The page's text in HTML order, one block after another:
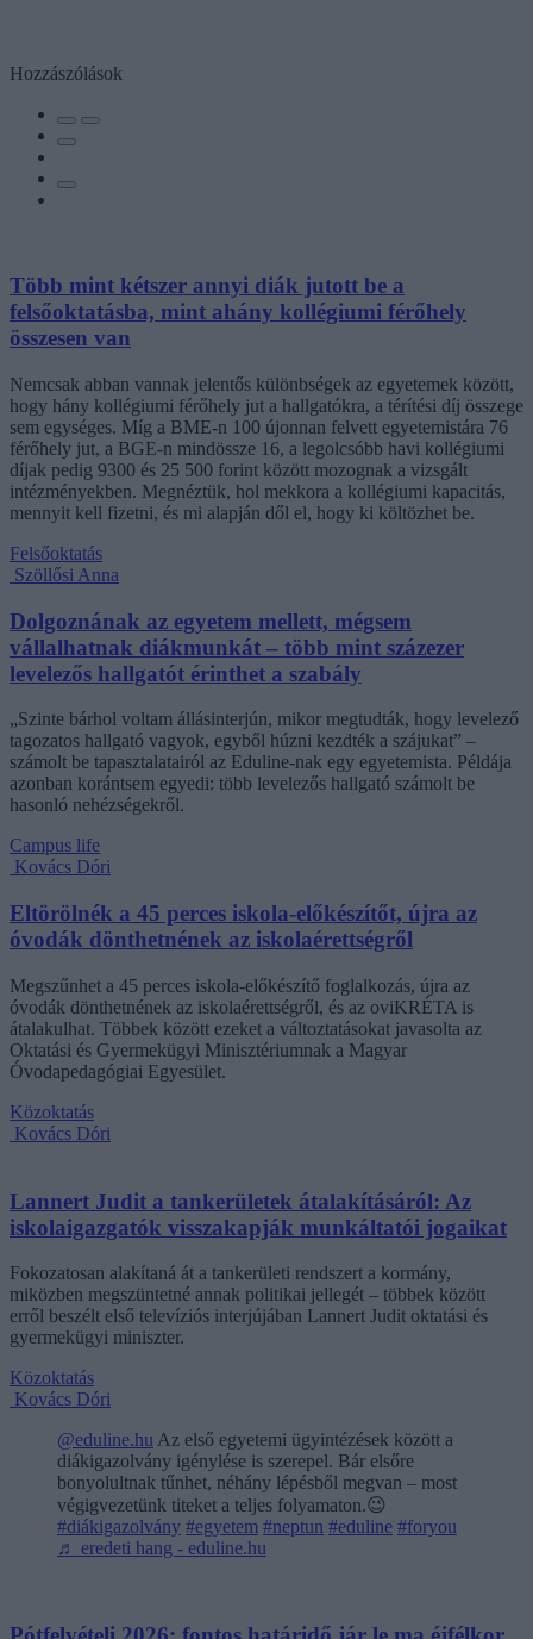
Hozzászólások
Több mint kétszer annyi diák jutott be a
felsőoktatásba, mint ahány kollégiumi férőhely
összesen van
Nemcsak abban vannak jelentős különbségek az egyetemek között,
hogy hány kollégiumi férőhely jut a hallgatókra, a térítési díj összege
sem egységes. Míg a BME-n 100 újonnan felvett egyetemistára 76
férőhely jut, a BGE-n mindössze 16, a legolcsóbb havi kollégiumi
díjak pedig 9300 és 25 500 forint között mozognak a vizsgált
intézményekben. Megnéztük, hol mekkora a kollégiumi kapacitás,
mennyit kell fizetni, és mi alapján dől el, hogy ki költözhet be.
Felsőoktatás
Szöllősi Anna
Dolgoznának az egyetem mellett, mégsem
vállalhatnak diákmunkát – több mint százezer
levelezős hallgatót érinthet a szabály
„Szinte bárhol voltam állásinterjún, mikor megtudták, hogy levelező
tagozatos hallgató vagyok, egyből húzni kezdték a szájukat” –
számolt be tapasztalatairól az Eduline-nak egy egyetemista. Példája
azonban korántsem egyedi: több levelezős hallgató számolt be
hasonló nehézségekről.
Campus life
Kovács Dóri
Eltörölnék a 45 perces iskola-előkészítőt, újra az
óvodák dönthetnének az iskolaérettségről
Megszűnhet a 45 perces iskola-előkészítő foglalkozás, újra az
óvodák dönthetnének az iskolaérettségről, és az oviKRÉTA is
átalakulhat. Többek között ezeket a változtatásokat javasolta az
Oktatási és Gyermekügyi Minisztériumnak a Magyar
Óvodapedagógiai Egyesület.
Közoktatás
Kovács Dóri
Lannert Judit a tankerületek átalakításáról: Az
iskolaigazgatók visszakapják munkáltatói jogaikat
Fokozatosan alakítaná át a tankerületi rendszert a kormány,
miközben megszüntetné annak politikai jellegét – többek között
erről beszélt első televíziós interjújában Lannert Judit oktatási és
gyermekügyi miniszter.
Közoktatás
Kovács Dóri
@eduline.hu Az első egyetemi ügyintézések között a
diákigazolvány igénylése is szerepel. Bár elsőre
bonyolultnak tűnhet, néhány lépésből megvan – most
végigvezetünk titeket a teljes folyamaton.😉
#diákigazolvány #egyetem #neptun #eduline #foryou
♬ eredeti hang - eduline.hu